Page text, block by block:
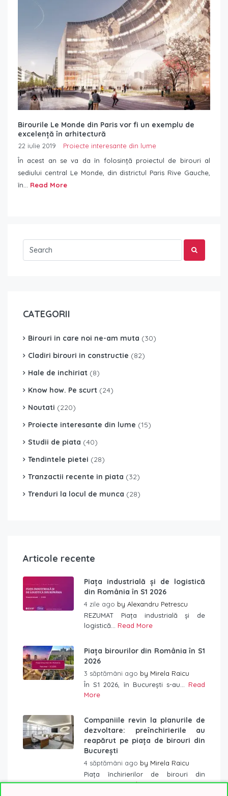
Birourile Le Monde din Paris vor fi un exemplu de
excelență în arhitectură
22 iulie 2019
Proiecte interesante din lume
În acest an se va da în folosință proiectul de birouri al
sediului central Le Monde, din districtul Paris Rive Gauche,
în... Read More
CATEGORII
Birouri in care noi ne-am muta (30)
Cladiri birouri in constructie (82)
Hale de inchiriat (8)
Know how. Pe scurt (24)
Noutati (220)
Proiecte interesante din lume (15)
Studii de piata (40)
Tendintele pietei (28)
Tranzactii recente in piata (32)
Trenduri la locul de munca (28)
Articole recente
Piața industrială și de logistică
din România în S1 2026
4 zile ago by Alexandru Petrescu
REZUMAT Piața industrială și de
logistică... Read More
Piața birourilor din România în S1
2026
3 săptămâni ago by Mirela Raicu
În S1 2026, în București s-au... Read
More
Companiile revin la planurile de
dezvoltare: preînchirierile au
reapărut pe piața de birouri din
București
4 săptămâni ago by Mirela Raicu
Piața închirierilor de birouri din
București...Read More